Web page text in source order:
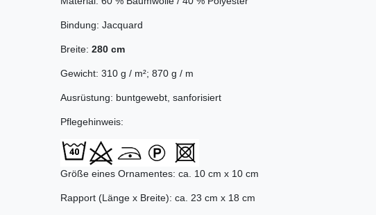
Bindung: Jacquard
Breite: 280 cm
Gewicht: 310 g / m²; 870 g / m
Ausrüstung: buntgewebt, sanforisiert
Pflegehinweis:
Größe eines Ornamentes: ca. 10 cm x 10 cm
Rapport (Länge x Breite): ca. 23 cm x 18 cm